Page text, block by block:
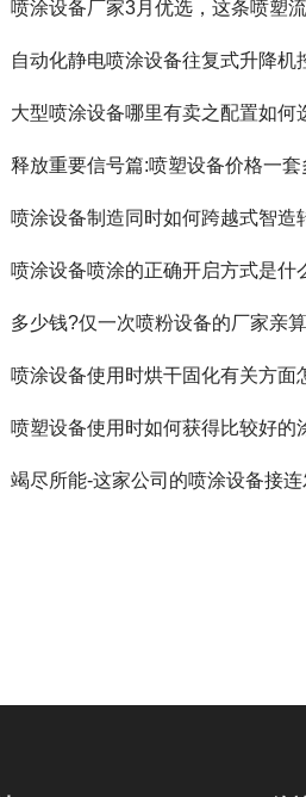
喷涂设备厂家3月优选，这条喷塑
自动化静电喷涂设备往复式升降机
大型喷涂设备哪里有卖之配置如何
释放重要信号篇:喷塑设备价格一套
喷涂设备制造同时如何跨越式智造
喷涂设备喷涂的正确开启方式是什
多少钱?仅一次喷粉设备的厂家亲
喷涂设备使用时烘干固化有关方面
喷塑设备使用时如何获得比较好的
竭尽所能-这家公司的喷涂设备接